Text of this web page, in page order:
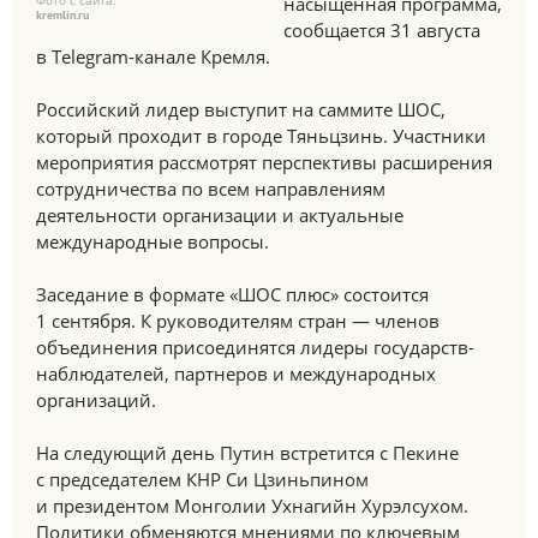
kremlin.ru
сообщается 31 августа
в Telegram-канале Кремля.
Российский лидер выступит на саммите ШОС,
который проходит в городе Тяньцзинь. Участники
мероприятия рассмотрят перспективы расширения
сотрудничества по всем направлениям
деятельности организации и актуальные
международные вопросы.
Заседание в формате «ШОС плюс» состоится
1 сентября. К руководителям стран — членов
объединения присоединятся лидеры государств-
наблюдателей, партнеров и международных
организаций.
На следующий день Путин встретится с Пекине
с председателем КНР Си Цзиньпином
и президентом Монголии Ухнагийн Хурэлсухом.
Политики обменяются мнениями по ключевым